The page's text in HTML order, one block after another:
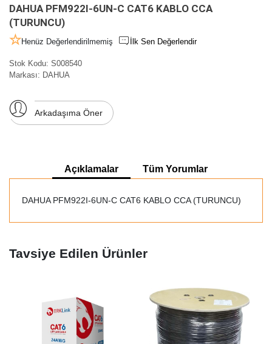
DAHUA PFM922I-6UN-C CAT6 KABLO CCA
(TURUNCU)
Henüz Değerlendirilmemiş İlk Sen Değerlendir
Stok Kodu: S008540
Markası: DAHUA
Arkadaşıma Öner
Açıklamalar Tüm Yorumlar
DAHUA PFM922I-6UN-C CAT6 KABLO CCA (TURUNCU)
Tavsiye Edilen Ürünler